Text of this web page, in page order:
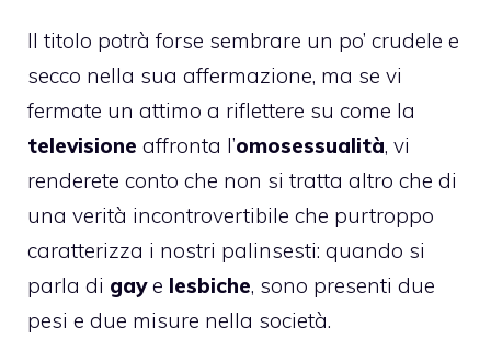
Il titolo potrà forse sembrare un po’ crudele e
secco nella sua affermazione, ma se vi
fermate un attimo a riflettere su come la
televisione affronta l’omosessualità, vi
renderete conto che non si tratta altro che di
una verità incontrovertibile che purtroppo
caratterizza i nostri palinsesti: quando si
parla di gaye lesbiche, sono presenti due
pesi e due misure nella società.